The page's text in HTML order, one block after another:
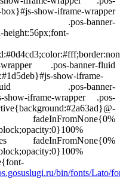
show-iframe-wrapper
.pos-banner-
wrapper .pos-banner-fluid
show-iframe-
.pos-banner-
show-iframe-wrapper .pos-
fadeInFromNone{0%
bin/fonts/Lato/